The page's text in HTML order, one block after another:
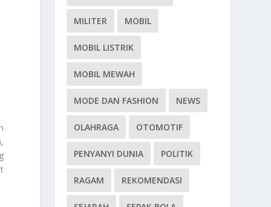
MILITER MOBIL
MOBIL LISTRIK
MOBIL MEWAH
MODE DAN FASHION NEWS
OLAHRAGA OTOMOTIF
PENYANYI DUNIA POLITIK
RAGAM REKOMENDASI